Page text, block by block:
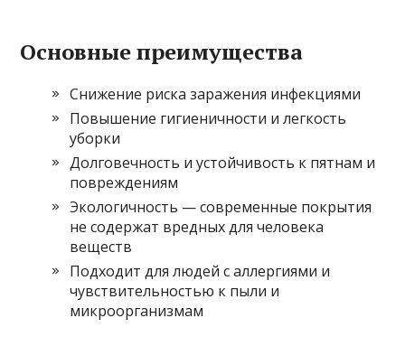
Основные преимущества
Снижение риска заражения инфекциями
Повышение гигиеничности и легкость
уборки
Долговечность и устойчивость к пятнам и
повреждениям
Экологичность — современные покрытия
не содержат вредных для человека
веществ
Подходит для людей с аллергиями и
чувствительностью к пыли и
микроорганизмам